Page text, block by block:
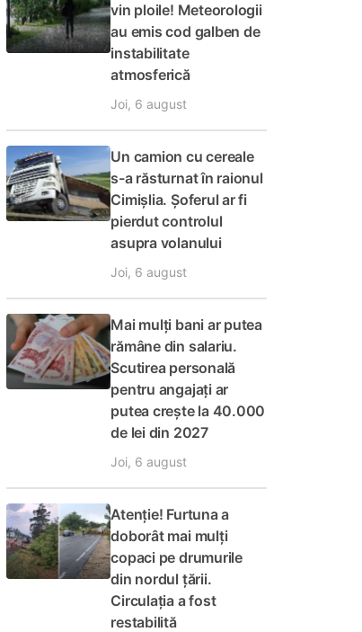
vin ploile! Meteorologii
au emis cod galben de
instabilitate
atmosferică
Joi, 6 august
Un camion cu cereale
s-a răsturnat în raionul
Cimișlia. Șoferul ar fi
pierdut controlul
asupra volanului
Joi, 6 august
Mai mulți bani ar putea
rămâne din salariu.
Scutirea personală
pentru angajați ar
putea crește la 40.000
de lei din 2027
Joi, 6 august
Atenție! Furtuna a
doborât mai mulți
copaci pe drumurile
din nordul țării.
Circulația a fost
restabilită